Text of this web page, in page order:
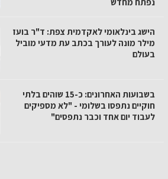
הישג בינלאומי לאקדמית צפת: ד"ר בועז
מילר מונה לעורך בכתב עת מדעי מוביל
בעולם
בשבועות האחרונים: כ-15 שוהים בלתי
חוקיים נתפסו בשלומי - "לא מספיקים
לעבוד יום אחד וכבר נתפסים"